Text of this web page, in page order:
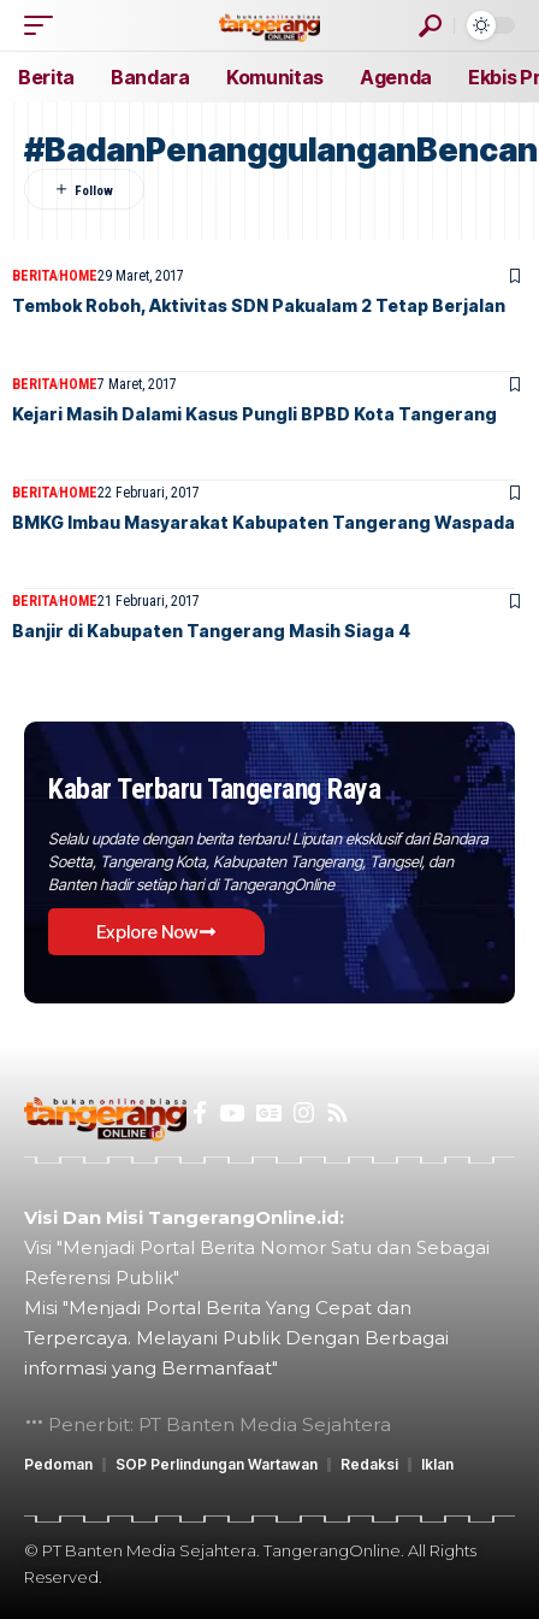
Berita Bandara Komunitas Agenda Ekbis
BERITAHOME29 Maret, 2017
Tembok Roboh, Aktivitas SDN Pakualam 2 Tetap Berjalan
BERITAHOME7 Maret, 2017
Kejari Masih Dalami Kasus Pungli BPBD Kota Tangerang
BERITAHOME22 Februari, 2017
BMKG Imbau Masyarakat Kabupaten Tangerang Waspada
BERITAHOME21 Februari, 2017
Banjir di Kabupaten Tangerang Masih Siaga 4
Kabar Terbaru Tangerang Raya
Selalu update dengan berita terbaru! Liputan eksklusif dari Bandara
Soetta, Tangerang Kota, Kabupaten Tangerang, Tangsel, dan
Banten hadir setiap hari di TangerangOnline
Explore Now
Visi Dan Misi TangerangOnline.id:
Visi "Menjadi Portal Berita Nomor Satu dan Sebagai
Referensi Publik"
Misi "Menjadi Portal Berita Yang Cepat dan
Terpercaya. Melayani Publik Dengan Berbagai
informasi yang Bermanfaat"
Penerbit: PT Banten Media Sejahtera
Pedoman SOP Perlindungan Wartawan Redaksi Iklan
© PT Banten Media Sejahtera. TangerangOnline. All Rights
Reserved.